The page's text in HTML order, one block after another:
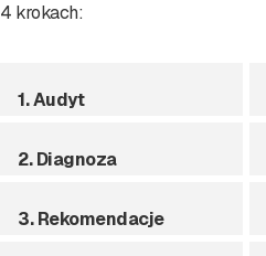
4 krokach:
1. Audyt
2. Diagnoza
3. Rekomendacje